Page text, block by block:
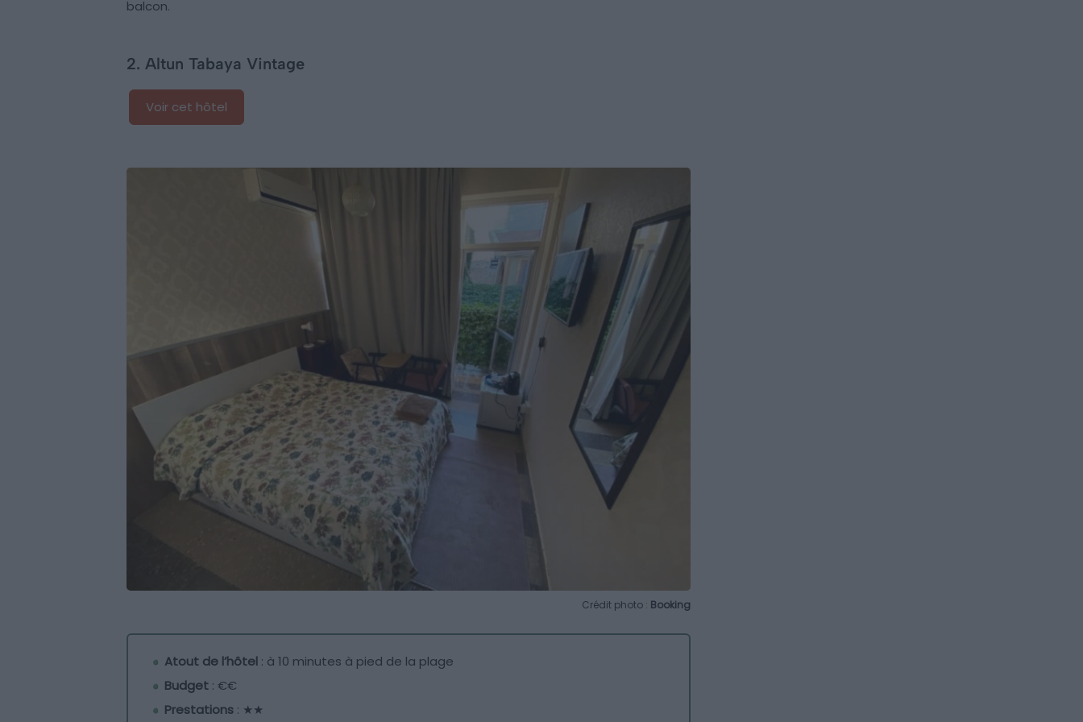
balcon.
2. Altun Tabaya Vintage
Voir cet hôtel
Crédit photo : Booking
Atout de l’hôtel : à 10 minutes à pied de la plage
Budget : €€
Prestations : ★★